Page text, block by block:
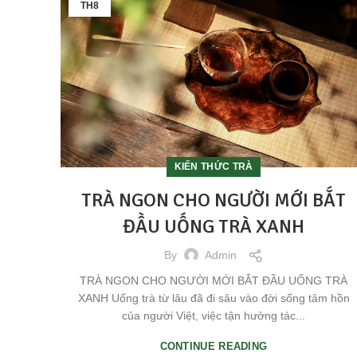
TH8
KIẾN THỨC TRÀ
TRÀ NGON CHO NGƯỜI MỚI BẮT
ĐẦU UỐNG TRÀ XANH
By
Admin
TRÀ NGON CHO NGƯỜI MỚI BẮT ĐẦU UỐNG TRÀ
XANH Uống trà từ lâu đã đi sâu vào đời sống tâm hồn
của người Việt, việc tận hưởng tác...
CONTINUE READING